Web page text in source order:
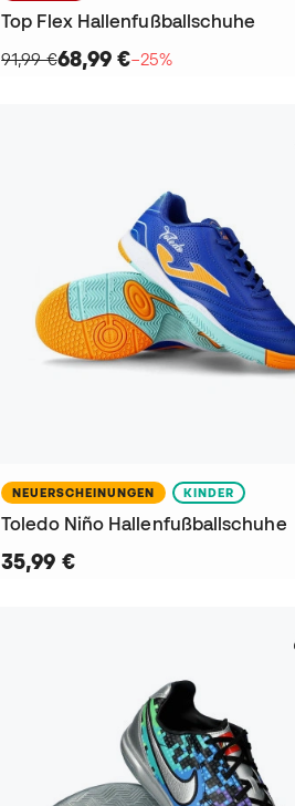
Top Flex Hallenfußballschuhe
91,99 €68,99 €−25%
NEUERSCHEINUNGEN KINDER
Toledo Niño Hallenfußballschuhe
35,99 €